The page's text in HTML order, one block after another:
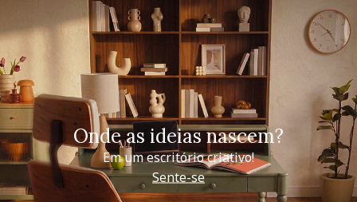
Onde as ideias nascem?
Em um escritório criativo!
Sente-se